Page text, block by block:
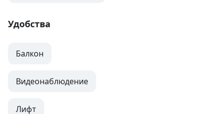
Удобства
Балкон
Видеонаблюдение
Лифт